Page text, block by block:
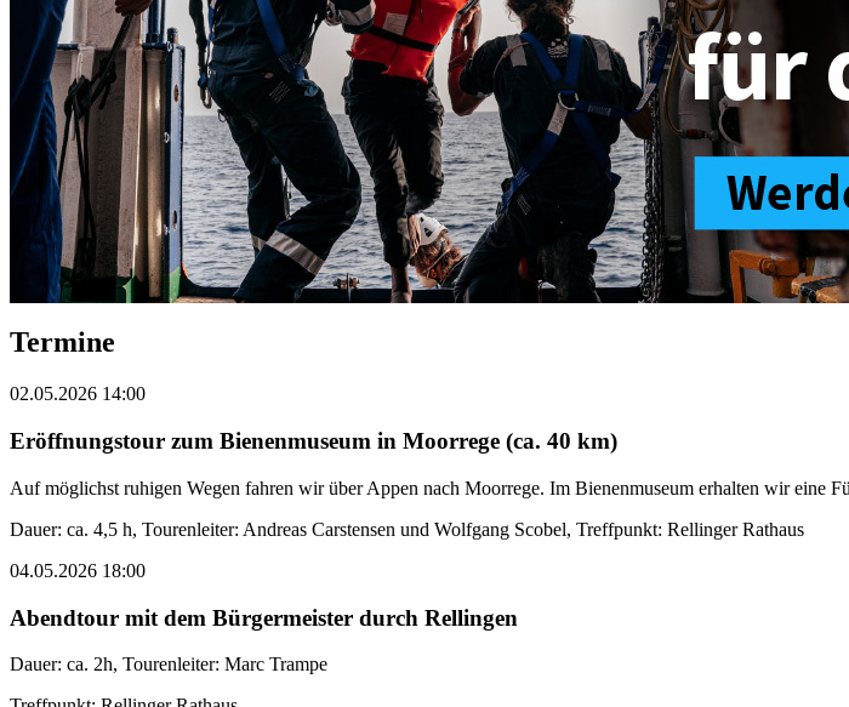
Termine
02.05.2026 14:00
Eröffnungstour zum Bienenmuseum in Moorrege (ca. 40 km)
Auf möglichst ruhigen Wegen fahren wir über Appen nach Moorrege. Im Bienenmuseum erhalten wir eine
Dauer: ca. 4,5 h, Tourenleiter: Andreas Carstensen und Wolfgang Scobel, Treffpunkt: Rellinger Rathaus
04.05.2026 18:00
Abendtour mit dem Bürgermeister durch Rellingen
Dauer: ca. 2h, Tourenleiter: Marc Trampe